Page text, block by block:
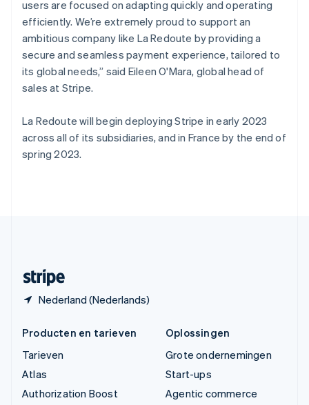
users are focused on adapting quickly and operating
efficiently. We’re extremely proud to support an
ambitious company like La Redoute by providing a
secure and seamless payment experience, tailored to
its global needs,” said Eileen O'Mara, global head of
sales at Stripe.
La Redoute will begin deploying Stripe in early 2023
across all of its subsidiaries, and in France by the end of
spring 2023.
Nederland (Nederlands)
Slowakije
English
Spanje
Español English
Thailand
ไทยEnglish
Tsjechië
Vasteland van China
简体中文English
Verenigd Koninkrijk
English
Producten en tarieven
Tarieven
Atlas
Authorization Boost
Oplossingen
Grote ondernemingen
Start-ups
Agentic commerce